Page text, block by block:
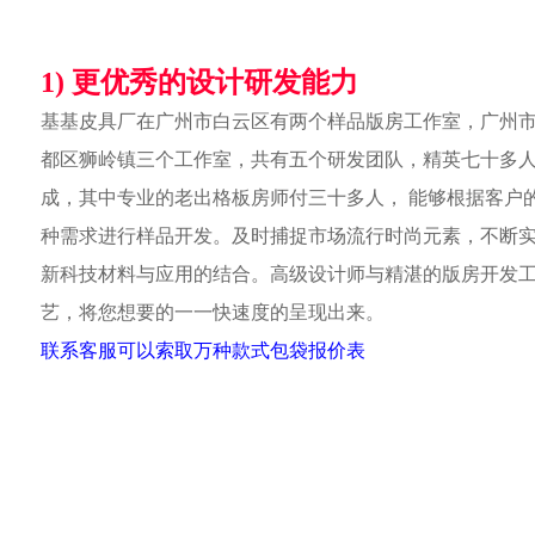
1) 更优秀的设计研发能力
基基皮具厂在广州市白云区有两个样品版房工作室，广州
都区狮岭镇三个工作室，共有五个研发团队，精英七十多
成，其中专业的老出格板房师付三十多人， 能够根据客户
种需求进行样品开发。及时捕捉市场流行时尚元素，不断
新科技材料与应用的结合。高级设计师与精湛的版房开发
艺，将您想要的一一快速度的呈现出来。
联系客服可以索取万种款式包袋报价表